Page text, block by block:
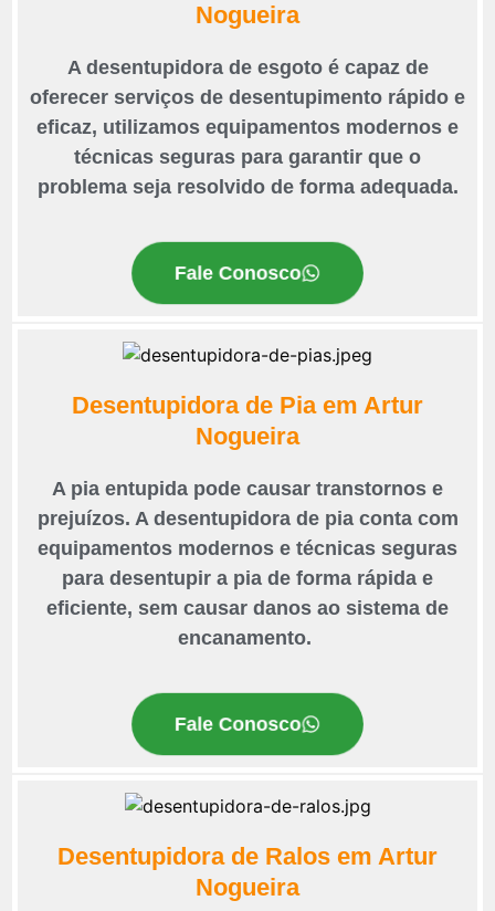
Nogueira
A desentupidora de esgoto é capaz de
oferecer serviços de desentupimento rápido e
eficaz, utilizamos equipamentos modernos e
técnicas seguras para garantir que o
problema seja resolvido de forma adequada.
Fale Conosco
Desentupidora de Pia em Artur
Nogueira
A pia entupida pode causar transtornos e
prejuízos. A desentupidora de pia conta com
equipamentos modernos e técnicas seguras
para desentupir a pia de forma rápida e
eficiente, sem causar danos ao sistema de
encanamento.
Fale Conosco
Desentupidora de Ralos em Artur
Nogueira